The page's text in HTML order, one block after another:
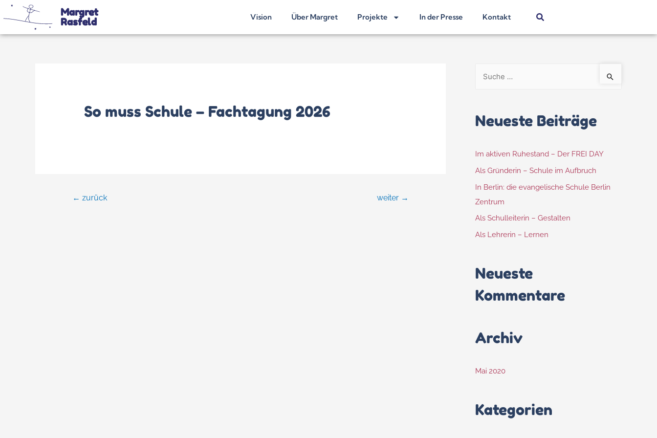
Margret
Rasfeld
Vision Über Margret Projekte In der Presse Kontakt
So muss Schule – Fachtagung 2026
← zurück weiter →
Neueste Beiträge
Im aktiven Ruhestand – Der FREI DAY
Als Gründerin – Schule im Aufbruch
In Berlin: die evangelische Schule Berlin
Zentrum
Als Schulleiterin – Gestalten
Als Lehrerin – Lernen
Neueste
Kommentare
Archiv
Mai 2020
Kategorien